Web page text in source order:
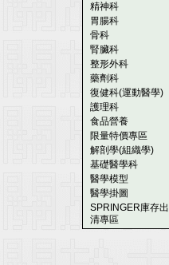
精神科
胃腸科
骨科
腎臟科
整形外科
藥劑科
復健科(運動醫學)
護理科
食品營養
限量特價專區
解剖學(組織學)
基礎醫學科
醫學模型
醫學掛圖
SPRINGER庫存出
清專區